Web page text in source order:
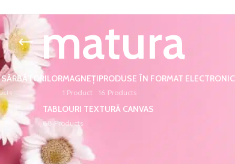
matura
MAGNEȚI
1 Product
PRODUSE ÎN FORMAT ELECTRONIC
16 Products
TABLOURI TEXTURĂ CANVAS
88 Products